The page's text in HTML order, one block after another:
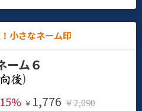
小さなネーム印
ーム６
)
￥ 1,776 ￥2,090